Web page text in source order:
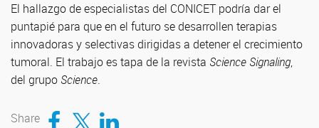
El hallazgo de especialistas del CONICET podría dar el
puntapié para que en el futuro se desarrollen terapias
innovadoras y selectivas dirigidas a detener el crecimiento
tumoral. El trabajo es tapa de la revista Science Signaling,
del grupo Science.
Share Compartir en Facebook
Compartir en TwitterCompartir en LinkedIn